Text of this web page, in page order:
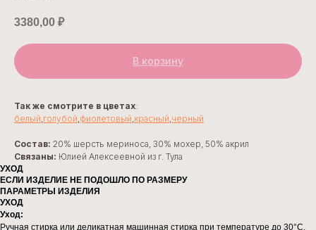
3380,00 ₽
В корзину
Так же смотрите в цветах:
белый,голубой,фиолетовый,красный,черный
Состав: 20% шерсть мериноса, 30% мохер, 50% акрил
Связаны: Юлией Алексеевной из г. Тула
УХОД
ЕСЛИ ИЗДЕЛИЕ НЕ ПОДОШЛО ПО РАЗМЕРУ
ПАРАМЕТРЫ ИЗДЕЛИЯ
УХОД
Уход:
Ручная стирка или деликатная машинная стирка при температуре до 30°C.